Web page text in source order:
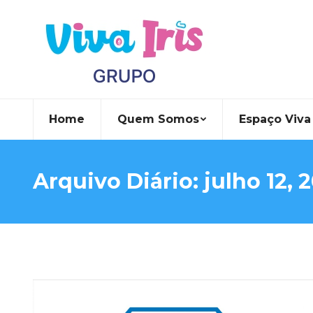
Home Quem Somos Espaço
Arquivo Diário: julho 12,